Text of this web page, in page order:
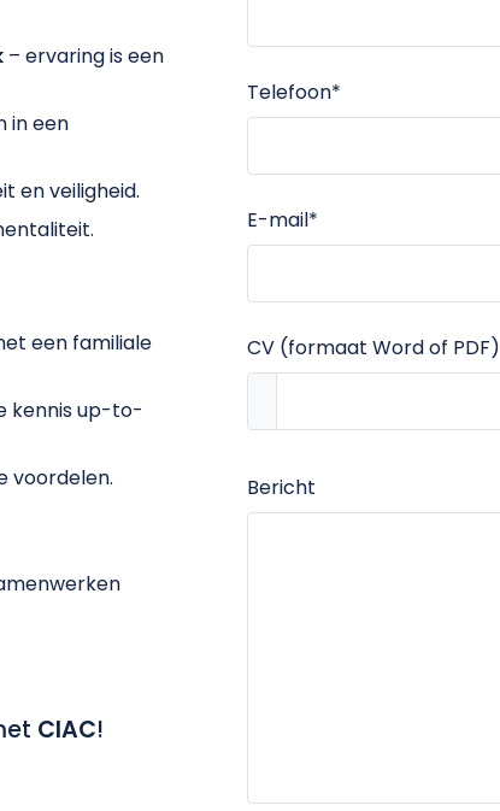
– ervaring is een
in een
en veiligheid.
een familiale
kennis up-to-
voordelen.
CIAC!
Telefoon*
E-mail*
CV (formaat Word of PDF)
Bericht